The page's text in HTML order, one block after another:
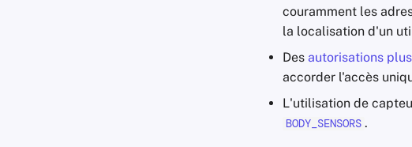
couramment les
la localisation d'un
Des autorisations
accorder l'accès
L'utilisation de
BODY_SENSORS .